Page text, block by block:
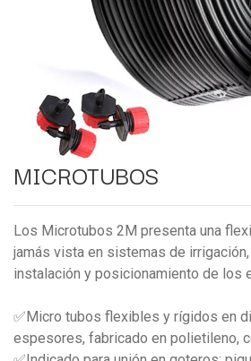
MICROTUBOS
Los Microtubos 2M presenta una
jamás vista en sistemas de
instalación y posicionamiento de los
✅Micro tubos flexibles y rígidos en
espesores, fabricado en polietileno,